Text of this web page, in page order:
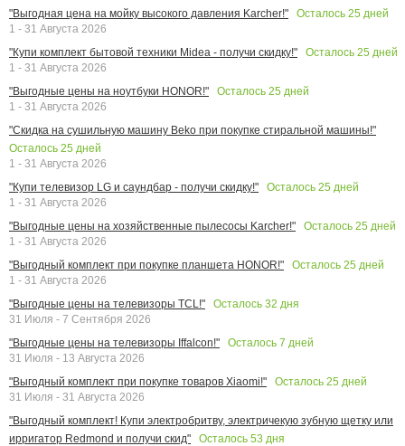
"Выгодная цена на мойку высокого давления Karcher!"
Осталось 25 дней
1 - 31 Августа 2026
"Купи комплект бытовой техники Midea - получи скидку!"
Осталось 25 дней
1 - 31 Августа 2026
"Выгодные цены на ноутбуки HONOR!"
Осталось 25 дней
1 - 31 Августа 2026
"Скидка на сушильную машину Beko при покупке стиральной машины!"
Осталось 25 дней
1 - 31 Августа 2026
"Купи телевизор LG и саундбар - получи скидку!"
Осталось 25 дней
1 - 31 Августа 2026
"Выгодные цены на хозяйственные пылесосы Karcher!"
Осталось 25 дней
1 - 31 Августа 2026
"Выгодный комплект при покупке планшета HONOR!"
Осталось 25 дней
1 - 31 Августа 2026
"Выгодные цены на телевизоры TCL!"
Осталось 32 дня
31 Июля - 7 Сентября 2026
"Выгодные цены на телевизоры Iffalcon!"
Осталось 7 дней
31 Июля - 13 Августа 2026
"Выгодный комплект при покупке товаров Xiaomi!"
Осталось 25 дней
31 Июля - 31 Августа 2026
"Выгодный комплект! Купи электробритву, электричекую зубную щетку или
ирригатор Redmond и получи скид"
Осталось 53 дня